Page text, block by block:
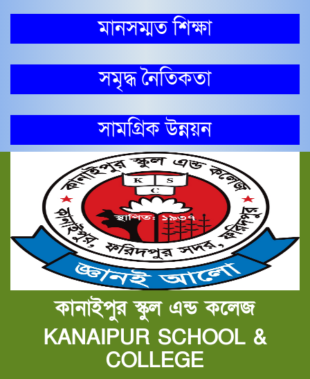
মানসম্মত শিক্ষা
সমৃদ্ধ নৈতিকতা
সামগ্রিক উন্নয়ন
কানাইপুর স্কুল এন্ড কলেজ
KANAIPUR SCHOOL &
COLLEGE